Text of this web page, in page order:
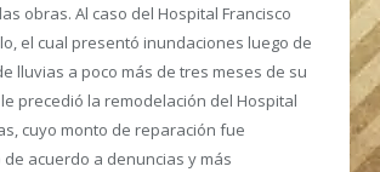
obras. Al caso del Hospital Francisco
el cual presentó inundaciones luego de
lluvias a poco más de tres meses de su
precedió la remodelación del Hospital
cuyo monto de reparación fue
acuerdo a denuncias y más